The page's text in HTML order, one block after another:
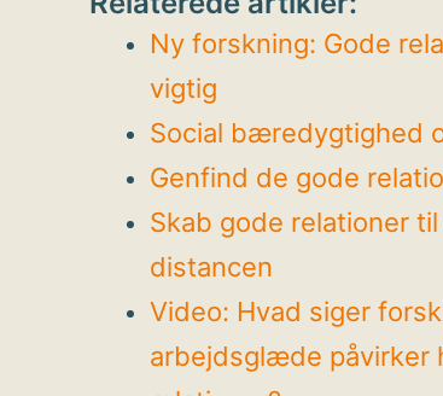
Ny forskning: Gode
vigtig
Social bæredygtighed
Genfind de gode
Skab gode relationer
distancen
Video: Hvad siger
arbejdsglæde påvirker